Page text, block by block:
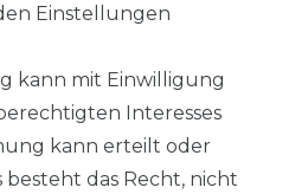
PV-KOMPLETTSETS
Solaranlagen mit Speicher
Insel Solaranlagen
10 kW PV-Anlage mit Speicher
8 kWp Solaranlagen
Einstellungen
kann mit Einwilligung
Interesses
kann erteilt oder
das Recht, nicht